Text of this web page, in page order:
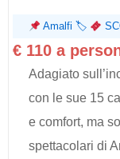
Amalfi 🏷
€ 110 a
Adagiato
con le sue 15
e comfort, ma
spettacolari di